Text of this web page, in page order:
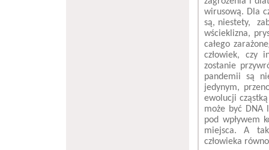
wirusową. Dla
są, niestety,
wścieklizna,
całego
człowiek, czy
zostanie
pandemii są
jedynym,
ewolucji
może być DNA
pod wpływem
miejsca. A
człowieka